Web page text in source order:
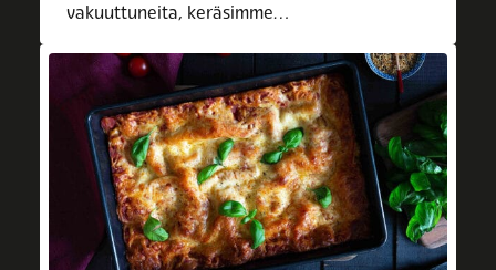
vakuuttuneita, keräsimme…